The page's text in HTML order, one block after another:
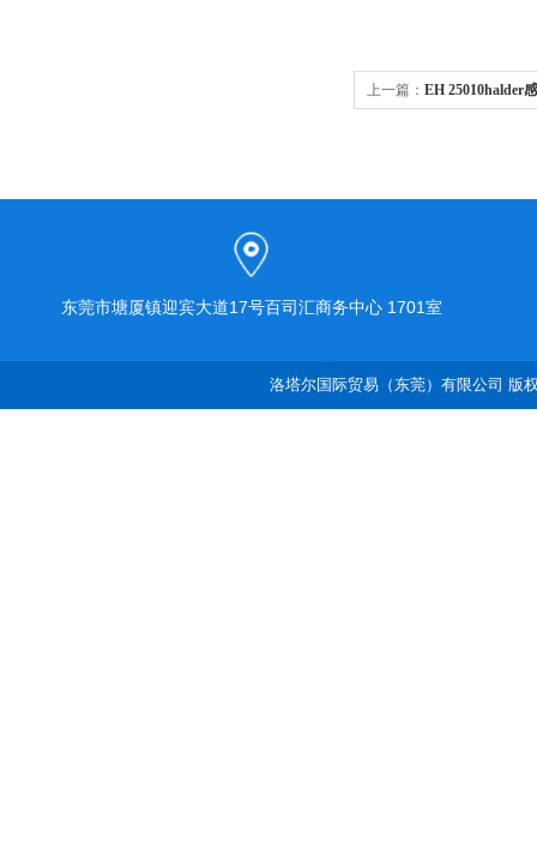
上一篇： EH 25010halder
东莞市塘厦镇迎宾大道17号百司汇商务中心 1701室
洛塔尔国际贸易（东莞）有限公司 版